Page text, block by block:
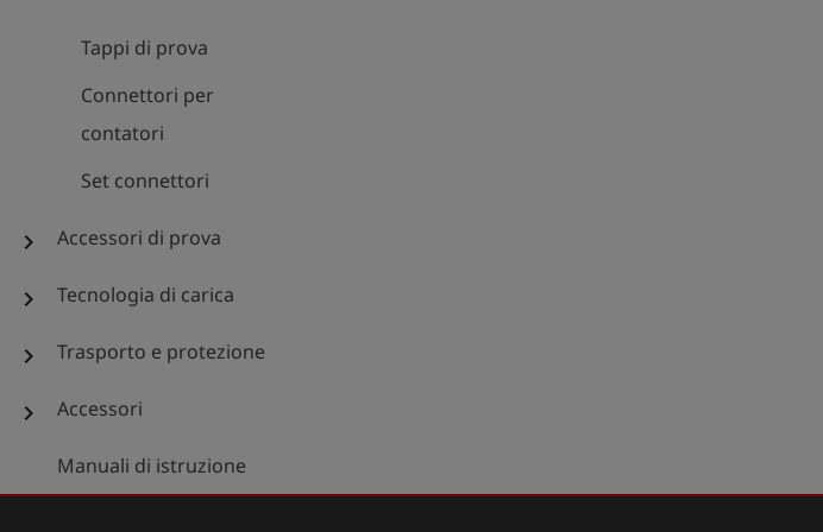
Tappi di prova
Connettori per
contatori
Set connettori
chevron_right Accessori di prova
chevron_right Tecnologia di carica
chevron_right Trasporto e protezione
chevron_right Accessori
Manuali di istruzione